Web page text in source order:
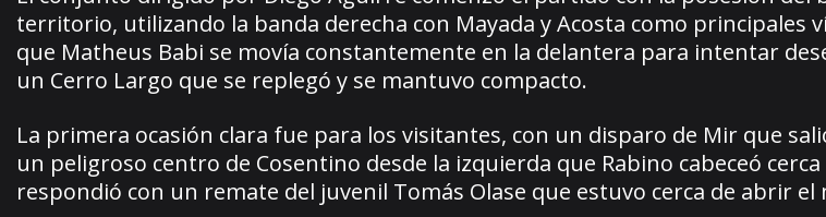
territorio, utilizando la banda derecha con Mayada y Acosta como principales
que Matheus Babi se movía constantemente en la delantera para intentar
un Cerro Largo que se replegó y se mantuvo compacto.
La primera ocasión clara fue para los visitantes, con un disparo de Mir que
un peligroso centro de Cosentino desde la izquierda que Rabino cabeceó
respondió con un remate del juvenil Tomás Olase que estuvo cerca de abrir el